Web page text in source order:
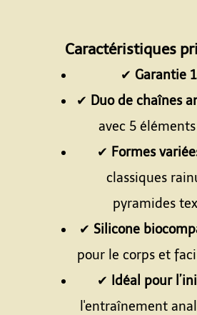
Caractéristiques
✔ Garantie
✔ Duo de chaînes
avec 5
✔ Formes
classiques
pyramides
✔ Silicone
pour le corps et
✔ Idéal pour
l'entraînement